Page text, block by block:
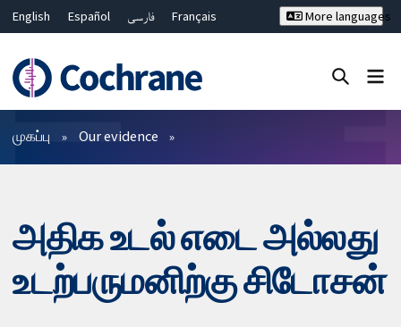
English Español فارسی
Français
Bahasa Malaysia
ไทย
繁體中文
简体中文
More languages
வடிகட்டிகள்
முகப்பு Our evidence
அதிக உடல் எடை அல்லது
உடற்பருமனிற்கு சிடோசன்